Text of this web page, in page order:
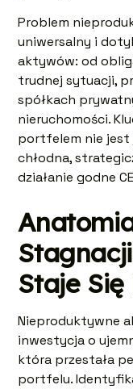
Problem
uniwersalny i
aktywów: od
trudnej sytuacji,
spółkach
nieruchomości.
portfelem nie jest
chłodna,
działanie godne
Staje
Nieproduktywne
inwestycja o
która przestała
portfelu.